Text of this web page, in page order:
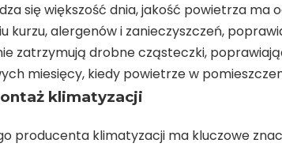
się większość dnia, jakość powietrza
kurzu, alergenów i zanieczyszczeń,
zatrzymują drobne cząsteczki,
miesięcy, kiedy powietrze w
klimatyzacji
producenta klimatyzacji ma kluczowe